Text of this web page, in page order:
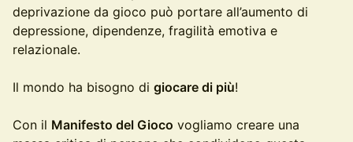
deprivazione da gioco può portare all’aumento di
depressione, dipendenze, fragilità emotiva e
relazionale.
Il mondo ha bisogno di giocare di più!
Con il Manifesto del Gioco vogliamo creare una